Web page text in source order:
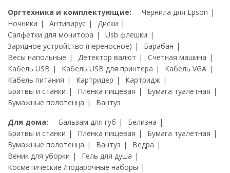
Оргтехника и комплектующие:
Чернила для Epson
Ночники
Антивирус
Диски
Салфетки для монитора
Usb флешки
Зарядное устройство (переносное)
Барабан
Весы напольные
Детектор валют
Счетная машина
Кабель USB
Кабель USB для принтера
Кабель VGA
Кабель питания
Картридер
Картридж
Бритвы и станки
Пленка пищевая
Бумага туалетная
Бумажные полотенца
Вантуз
Для дома:
Бальзам для губ
Белизна
Бритвы и станки
Пленка пищевая
Бумага туалетная
Бумажные полотенца
Вантуз
Ведра
Веник для уборки
Гель для душа
Косметические /подарочные наборы